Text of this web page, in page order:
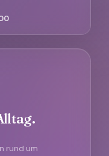
rund um